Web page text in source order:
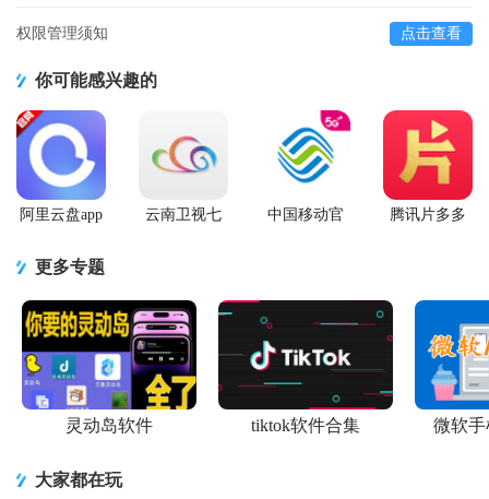
权限管理须知 点击查看
你可能感兴趣的
阿里云盘app
云南卫视七
中国移动官
腾讯片多多
更多专题
灵动岛软件 tiktok软件合集 微软手
大家都在玩